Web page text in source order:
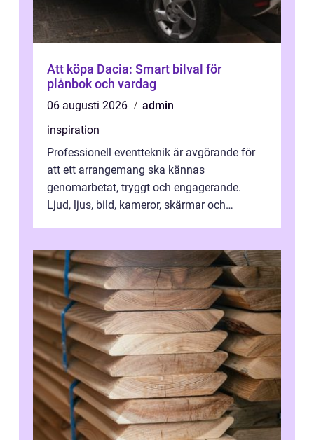
Att köpa Dacia: Smart bilval för
plånbok och vardag
06 augusti 2026
admin
inspiration
Professionell eventteknik är avgörande för
att ett arrangemang ska kännas
genomarbetat, tryggt och engagerande.
Ljud, ljus, bild, kameror, skärmar och